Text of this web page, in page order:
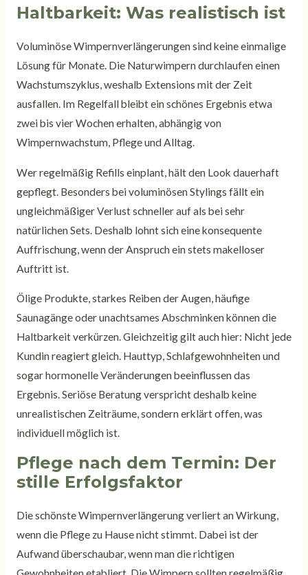
Haltbarkeit: Was realistisch ist
Voluminöse Wimpernverlängerungen sind keine einmalige
Lösung für Monate. Die Naturwimpern durchlaufen einen
Wachstumszyklus, weshalb Extensions mit der Zeit
ausfallen. Im Regelfall bleibt ein schönes Ergebnis etwa
zwei bis vier Wochen erhalten, abhängig von
Wimpernwachstum, Pflege und Alltag.
Wer regelmäßig Refills einplant, hält den Look dauerhaft
gepflegt. Besonders bei voluminösen Stylings fällt ein
ungleichmäßiger Verlust schneller auf als bei sehr
natürlichen Sets. Deshalb lohnt sich eine konsequente
Auffrischung, wenn der Anspruch ein stets makelloser
Auftritt ist.
Ölige Produkte, starkes Reiben der Augen, häufige
Saunagänge oder unachtsames Abschminken können die
Haltbarkeit verkürzen. Gleichzeitig gilt auch hier: Nicht jede
Kundin reagiert gleich. Hauttyp, Schlafgewohnheiten und
sogar hormonelle Veränderungen beeinflussen das
Ergebnis. Seriöse Beratung verspricht deshalb keine
unrealistischen Zeiträume, sondern erklärt offen, was
individuell möglich ist.
Pflege nach dem Termin: Der
stille Erfolgsfaktor
Die schönste Wimpernverlängerung verliert an Wirkung,
wenn die Pflege zu Hause nicht stimmt. Dabei ist der
Aufwand überschaubar, wenn man die richtigen